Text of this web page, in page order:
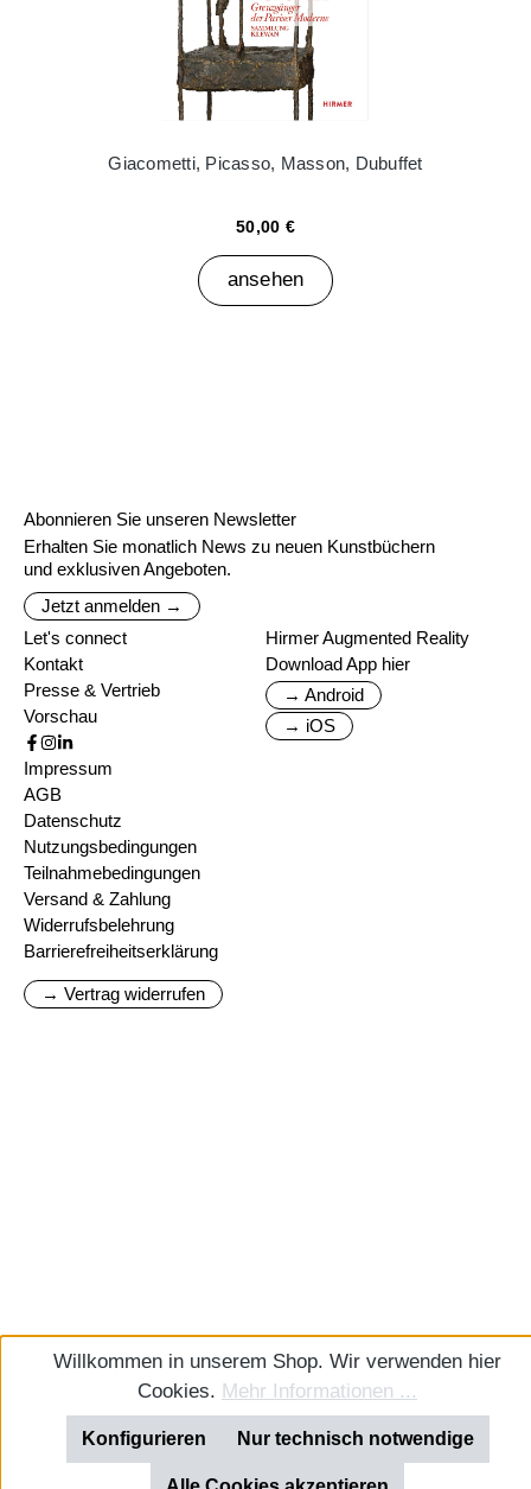
Giacometti, Picasso, Masson, Dubuffet
50,00 €
ansehen
Abonnieren Sie unseren Newsletter
Erhalten Sie monatlich News zu neuen Kunstbüchern
und exklusiven Angeboten.
Jetzt anmelden →
Let's connect
Kontakt
Presse & Vertrieb
Vorschau
Hirmer Augmented Reality
Download App hier
→ Android
→ iOS
Impressum
AGB
Datenschutz
Nutzungsbedingungen
Teilnahmebedingungen
Versand & Zahlung
Widerrufsbelehrung
Barrierefreiheitserklärung
→ Vertrag widerrufen
Willkommen in unserem Shop. Wir verwenden hier
Cookies. Mehr Informationen ...
Nur technisch notwendige
Konfigurieren